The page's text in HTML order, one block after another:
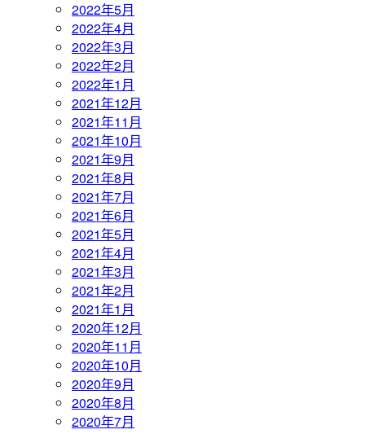
2022年5月
2022年4月
2022年3月
2022年2月
2022年1月
2021年12月
2021年11月
2021年10月
2021年9月
2021年8月
2021年7月
2021年6月
2021年5月
2021年4月
2021年3月
2021年2月
2021年1月
2020年12月
2020年11月
2020年10月
2020年9月
2020年8月
2020年7月